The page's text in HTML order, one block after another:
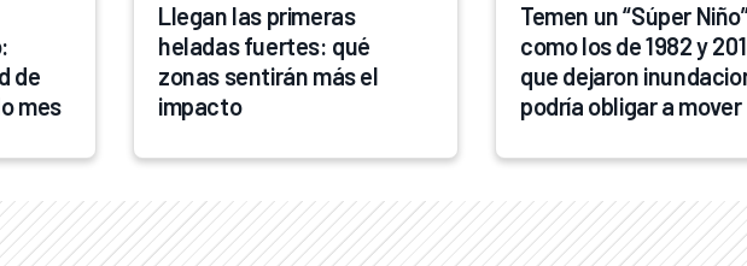
de
mes
Llegan las primeras
heladas fuertes: qué
zonas sentirán más el
impacto
Temen un “Súper
como los de 1982 y
que dejaron
podría obligar a mover